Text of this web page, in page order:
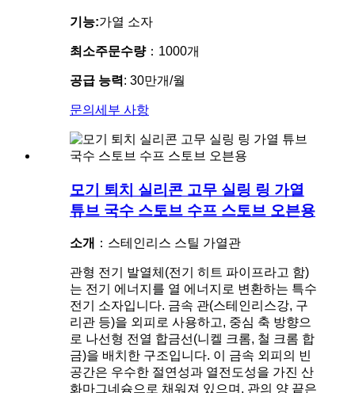
기능:가열 소자
최소주문수량：1000개
공급 능력: 30만개/월
문의 세부 사항
모기 퇴치 실리콘 고무 실링 링 가열
튜브 국수 스토브 수프 스토브 오븐용
소개 ：스테인리스 스틸 가열관
관형 전기 발열체(전기 히트 파이프라고 함)
는 전기 에너지를 열 에너지로 변환하는 특수
전기 소자입니다. 금속 관(스테인리스강, 구
리관 등)을 외피로 사용하고, 중심 축 방향으
로 나선형 전열 합금선(니켈 크롬, 철 크롬 합
금)을 배치한 구조입니다. 이 금속 외피의 빈
공간은 우수한 절연성과 열전도성을 가진 산
화마그네슘으로 채워져 있으며, 관의 양 끝은